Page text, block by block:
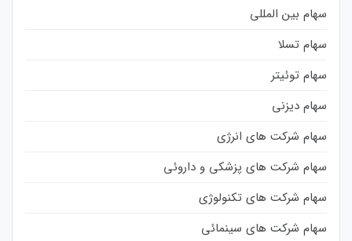
سهام بین المللی
سهام تسلا
سهام توئیتر
سهام دیزنی
سهام شرکت های انرژی
سهام شرکت های پزشکی و داروئی
سهام شرکت های تکنولوژی
سهام شرکت های سینمائی